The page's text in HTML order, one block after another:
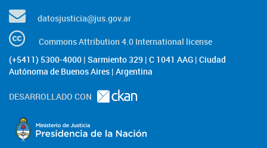
datosjusticia@jus.gov.ar
Commons Attribution 4.0 International license
(+5411) 5300-4000 | Sarmiento 329 | C 1041 AAG | Ciudad
Autónoma de Buenos Aires | Argentina
DESARROLLADO CON